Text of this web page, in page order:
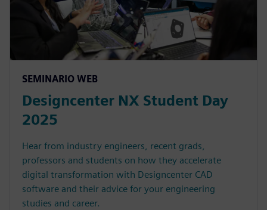
SEMINARIO WEB
Designcenter NX Student Day
2025
Hear from industry engineers, recent grads,
professors and students on how they accelerate
digital transformation with Designcenter CAD
software and their advice for your engineering
studies and career.